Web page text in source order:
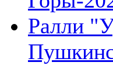
Ралли